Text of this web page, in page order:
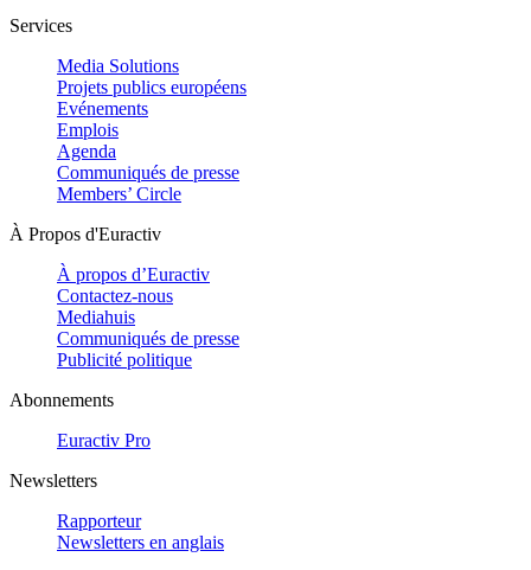
Services
Media Solutions
Projets publics européens
Evénements
Emplois
Agenda
Communiqués de presse
Members’ Circle
À Propos d'Euractiv
À propos d’Euractiv
Contactez-nous
Mediahuis
Communiqués de presse
Publicité politique
Abonnements
Euractiv Pro
Newsletters
Rapporteur
Newsletters en anglais